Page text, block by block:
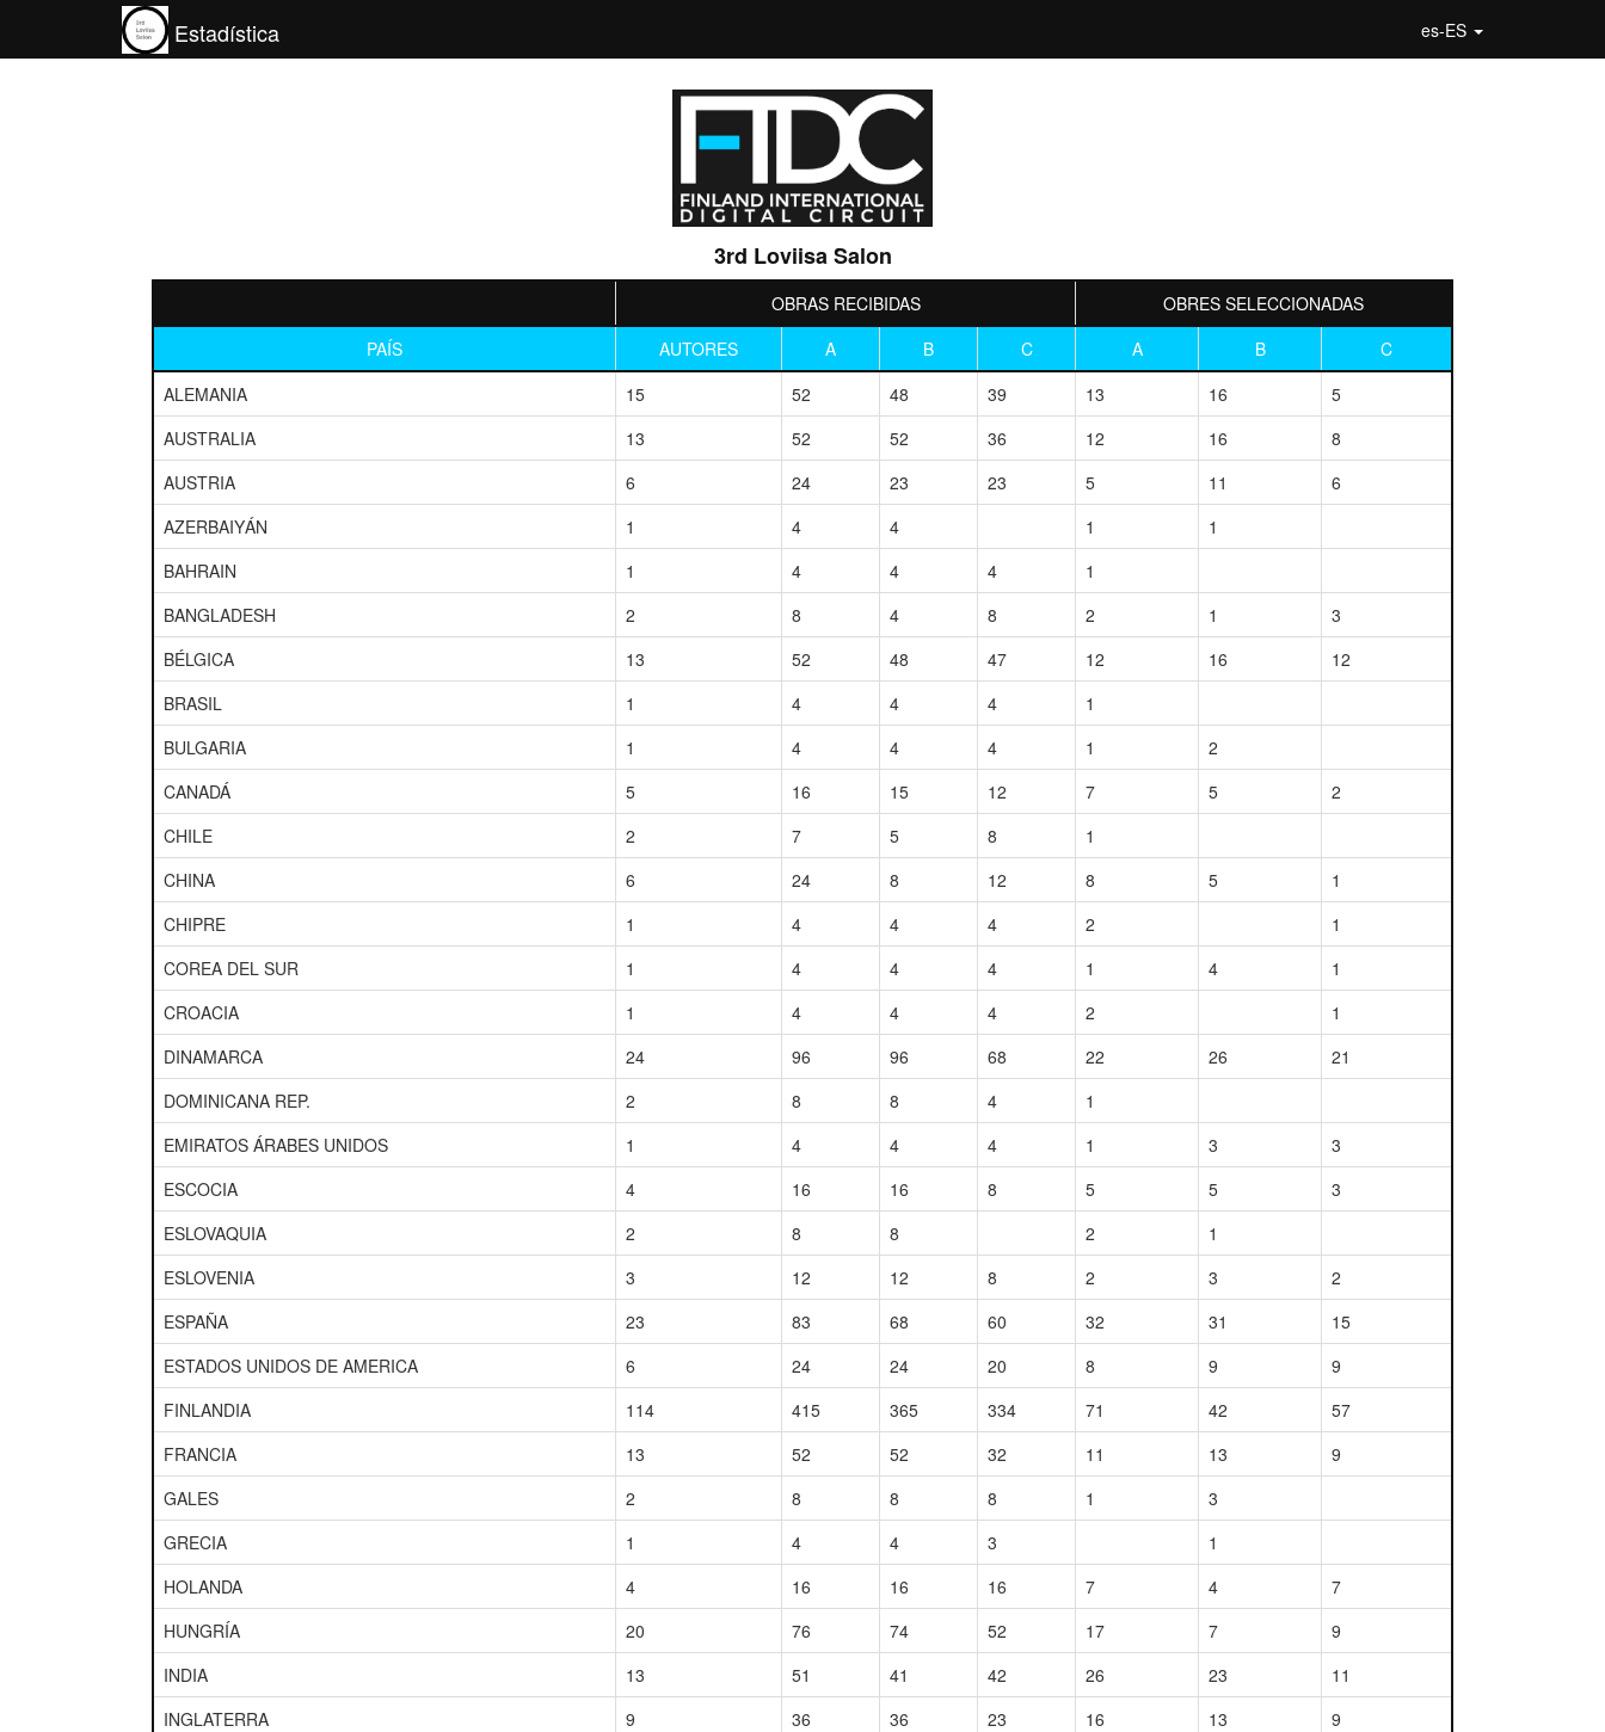
Estadística es-ES
3rd Loviisa Salon
OBRAS RECIBIDAS
OBRES SELECCIONADAS
PAÍS
AUTORES A B C A B
C
ALEMANIA
15 52 48 39 13 16
5
AUSTRALIA
13 52 52 36 12 16
8
AUSTRIA
6 24 23 23 5 11
6
AZERBAIYÁN
1 4 4 1
1
BAHRAIN
1 4 4 4
1
BANGLADESH
2 8 4 8 2 1
3
BÉLGICA
13 52 48 47 12 16
12
BRASIL
1 4 4 4
1
BULGARIA
1 4 4 4 1
2
CANADÁ
5 16 15 12 7 5
2
CHILE
2 7 5 8
1
CHINA
6 24 8 12 8 5
1
CHIPRE
1 4 4 4 2
1
COREA DEL SUR
1 4 4 4 1 4
1
CROACIA
1 4 4 4 2
1
DINAMARCA
24 96 96 68 22 26
21
DOMINICANA REP.
2 8 8 4
1
EMIRATOS ÁRABES UNIDOS
1 4 4 4 1 3
3
ESCOCIA
4 16 16 8 5 5
3
ESLOVAQUIA
2 8 8 2
1
ESLOVENIA
3 12 12 8 2 3
2
ESPAÑA
23 83 68 60 32 31
15
ESTADOS UNIDOS DE AMERICA
6 24 24 20 8 9
9
FINLANDIA
114 415 365 334 71 42
57
FRANCIA
13 52 52 32 11 13
9
GALES
2 8 8 8 1
3
GRECIA
1 4 4 3
1
HOLANDA
4 16 16 16 7 4
7
HUNGRÍA
20 76 74 52 17 7
9
INDIA
13 51 41 42 26 23
11
INGLATERRA
9 36 36 23 16 13
9